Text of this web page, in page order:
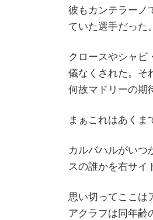
彼もカンテラーノ
ていた選手だった。
クロースやシャビ
儀なくされた。そ
何故マドリーの期
まぁこれはあくま
カルバハルがいつ
スの誰かを右サイ
思い切ってここは
アクラフは同年齢